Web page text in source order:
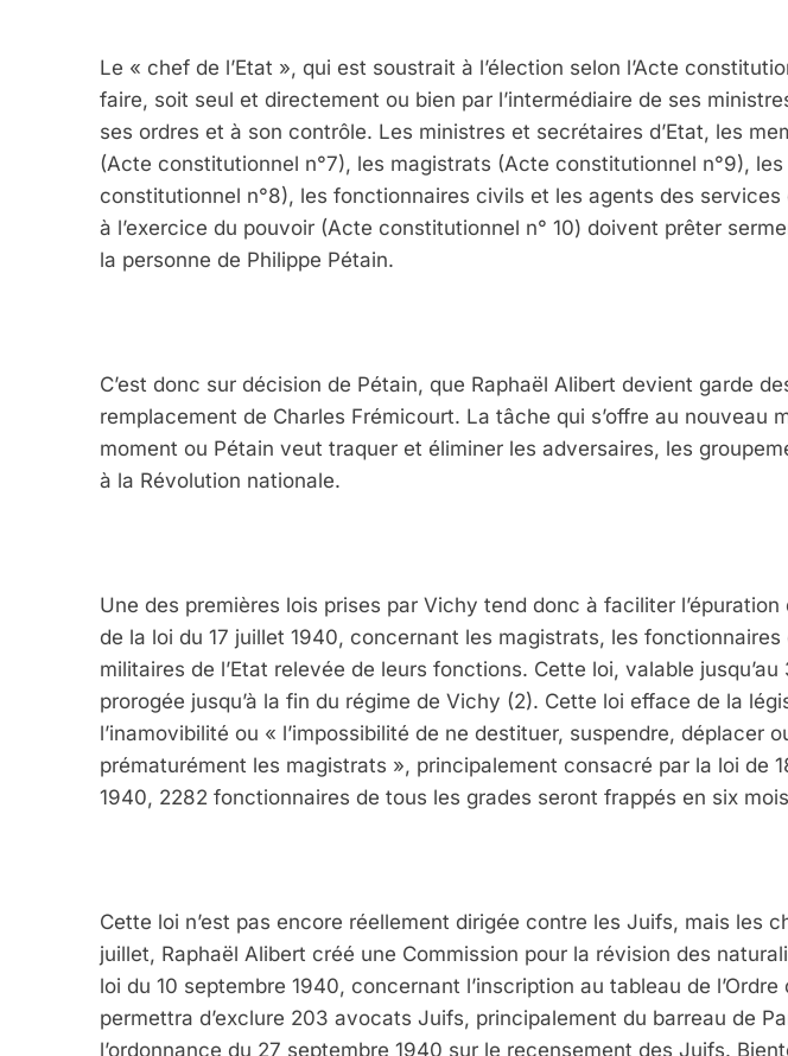
Le « chef de l’Etat », qui est soustrait à l’élection selon l’Acte
faire, soit seul et directement ou bien par l’intermédiaire de ses
ses ordres et à son contrôle. Les ministres et secrétaires d’Etat, les
(Acte constitutionnel n°7), les magistrats (Acte constitutionnel n°9),
constitutionnel n°8), les fonctionnaires civils et les agents des
à l’exercice du pouvoir (Acte constitutionnel n° 10) doivent prêter
la personne de Philippe Pétain.
C’est donc sur décision de Pétain, que Raphaël Alibert devient garde
remplacement de Charles Frémicourt. La tâche qui s’offre au nouveau
moment ou Pétain veut traquer et éliminer les adversaires, les
à la Révolution nationale.
Une des premières lois prises par Vichy tend donc à faciliter l’épuration
de la loi du 17 juillet 1940, concernant les magistrats, les
militaires de l’Etat relevée de leurs fonctions. Cette loi, valable
prorogée jusqu’à la fin du régime de Vichy (2). Cette loi efface de la
l’inamovibilité ou « l’impossibilité de ne destituer, suspendre, déplacer
prématurément les magistrats », principalement consacré par la loi de
1940, 2282 fonctionnaires de tous les grades seront frappés en six
Cette loi n’est pas encore réellement dirigée contre les Juifs, mais les
juillet, Raphaël Alibert créé une Commission pour la révision des
loi du 10 septembre 1940, concernant l’inscription au tableau de
permettra d’exclure 203 avocats Juifs, principalement du barreau de
l’ordonnance du 27 septembre 1940 sur le recensement des Juifs.